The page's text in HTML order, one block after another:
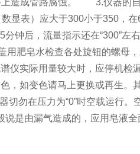
成管路腐蚀。
3.仪器的自
显表）应大于300小于350，
后，流量指示还在“300”左右
盖用肥皂水检查各处旋钮的螺母
际用量较大时，应停机检漏
如变色请马上更换或再生。
勿在压力为“0”时空载运行。
是由漏气造成的，应用皂液全